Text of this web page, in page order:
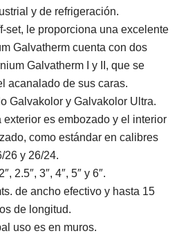
y de refrigeración.
set, le proporciona una excelente
Galvatherm cuenta con dos
Galvatherm I y II, que se
acanalado de sus caras.
Galvakolor y Galvakolor Ultra.
es embozado y el interior
como estándar en calibres
26 y 26/24.
2.5″, 3″, 4″, 5″ y 6″.
de ancho efectivo y hasta 15
de longitud.
uso es en muros.